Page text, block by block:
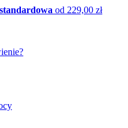
od 229,00 zł